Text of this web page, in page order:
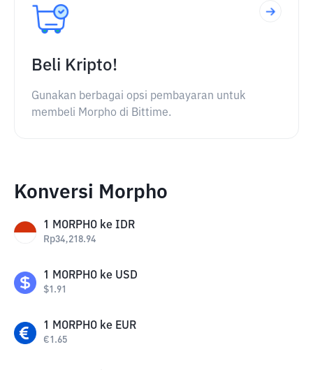
Beli Kripto!
Gunakan berbagai opsi pembayaran untuk
membeli Morpho di Bittime.
Konversi Morpho
1 MORPHO ke IDR
Rp34,218.94
1 MORPHO ke USD
$1.91
1 MORPHO ke EUR
€1.65